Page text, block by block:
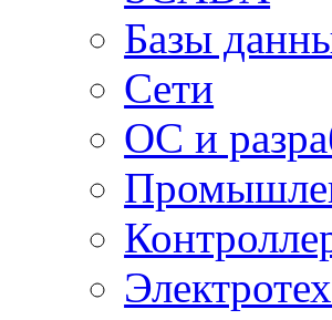
Базы
Сети
ОС и